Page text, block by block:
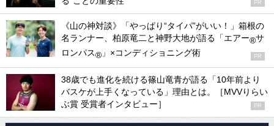
PR
《山の神対談》「やっぱり“タイパ”がいい！」箱根の
名ランナー、柏原竜二と神野大地が語る「エアー®サ
ロンパス® 」×コンディショニング術 PR
38歳でも進化を続ける篠山竜青が語る「10年前より
バスケが上手くなっている」理由とは。［MVVりらい
ぶ賞 受賞者インタビュー］
PR